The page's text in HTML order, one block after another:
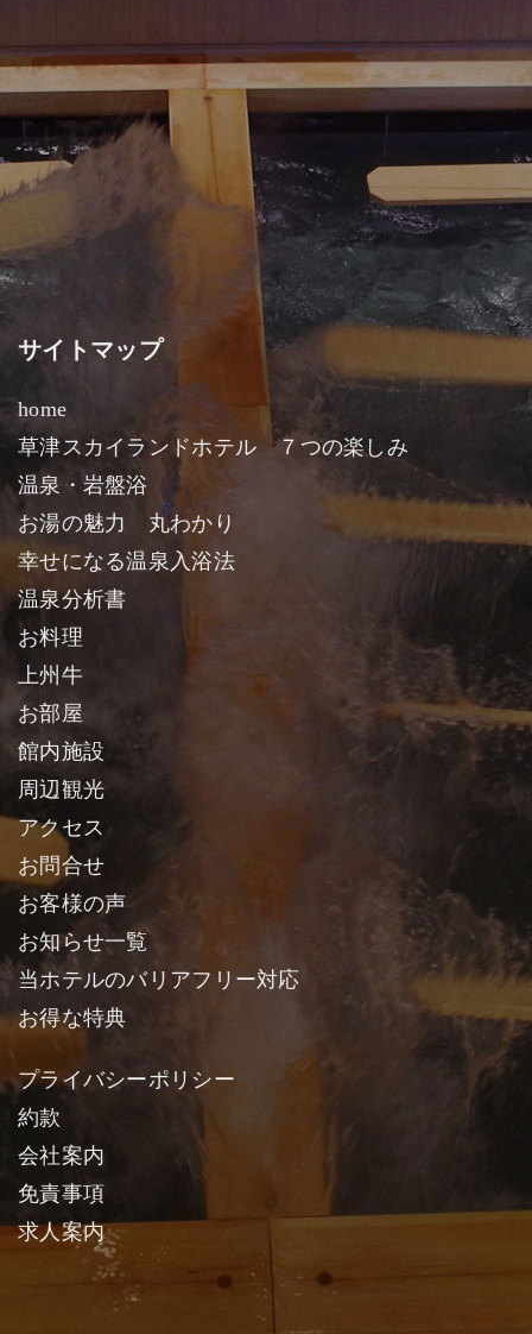
サイトマップ
home
草津スカイランドホテル ７つの楽しみ
温泉・岩盤浴
お湯の魅力 丸わかり
幸せになる温泉入浴法
温泉分析書
お料理
上州牛
お部屋
館内施設
周辺観光
アクセス
お問合せ
お客様の声
お知らせ一覧
当ホテルのバリアフリー対応
お得な特典
プライバシーポリシー
約款
会社案内
免責事項
求人案内